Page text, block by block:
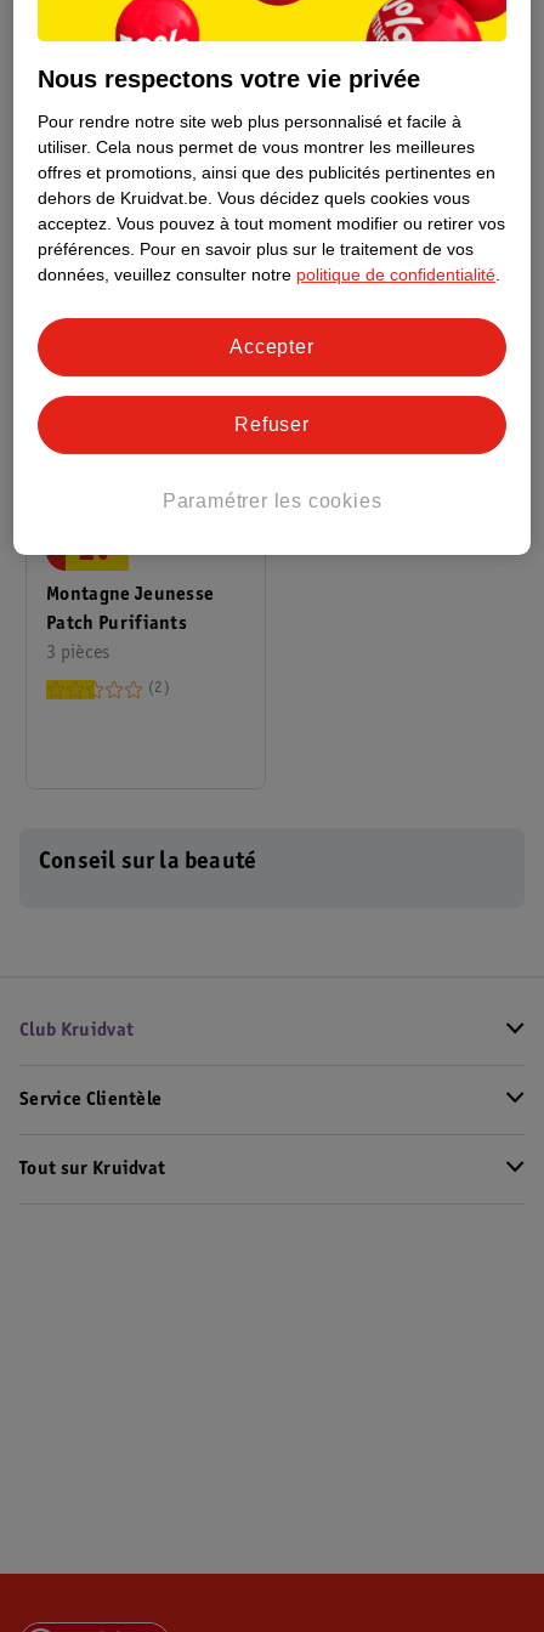
Bioré Patchs
imperfections
9.69
32
Bioré Patchs Ultra-
imperfections
9.25
10
Montagne Jeunesse
Patch Purifiants
3 pièces
1.
2
Conseil sur la beauté
Club Kruidvat
Service Clientèle
Tout sur Kruidvat
Nous respectons votre vie privée
Pour rendre notre site web plus personnalisé et facile à
utiliser. Cela nous permet de vous montrer les meilleures
offres et promotions, ainsi que des publicités pertinentes en
dehors de Kruidvat.be. Vous décidez quels cookies vous
acceptez. Vous pouvez à tout moment modifier ou retirer vos
préférences. Pour en savoir plus sur le traitement de vos
données, veuillez consulter notre politique de confidentialité
Paramétrer les cookies
Refuser
Accepter